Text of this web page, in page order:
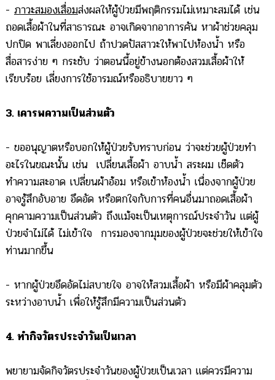
- ภาวะสมองเสื่อมส่งผลให้ผู้ป่วยมีพฤติกรรมไม่เหมาะสมได้ เช่น
ถอดเสื้อผ้าในที่สาธารณะ อาจเกิดจากอาการคัน หาผ้าช่วยคลุม
ปกปิด พาเลี่ยงออกไป ถ้าปวดปัสสาวะให้พาไปห้องน้ำ หรือ
สื่อสารง่าย ๆ กระชับ ว่าตอนนี้อยู่ข้างนอกต้องสวมเสื้อผ้าให้
เรียบร้อย เลี่ยงการใช้อารมณ์หรืออธิบายยาว ๆ
3. เคารพความเป็นส่วนตัว
- ขออนุญาตหรือบอกให้ผู้ป่วยรับทราบก่อน ว่าจะช่วยผู้ป่วยทำ
อะไรในขณะนั้น เช่น เปลี่ยนเสื้อผ้า อาบน้ำ สระผม เช็ดตัว
ทำความสะอาด เปลี่ยนผ้าอ้อม หรือเข้าห้องน้ำ เนื่องจากผู้ป่วย
อาจรู้สึกอับอาย อึดอัด หรือตกใจกับการที่คนอื่นมาถอดเสื้อผ้า
คุกคามความเป็นส่วนตัว ถึงแม้จะเป็นเหตุการณ์ประจำวัน แต่ผู้
ป่วยจำไม่ได้ ไม่เข้าใจ การมองจากมุมของผู้ป่วยจะช่วยให้เข้าใจ
ท่านมากขึ้น
- หากผู้ป่วยอึดอัดไม่สบายใจ อาจให้สวมเสื้อผ้า หรือมีผ้าคลุมตัว
ระหว่างอาบน้ำ เพื่อให้รู้สึกมีความเป็นส่วนตัว
4. ทำกิจวัตรประจำวันเป็นเวลา
พยายามจัดกิจวัตรประจำวันของผู้ป่วยเป็นเวลา แต่ควรมีความ